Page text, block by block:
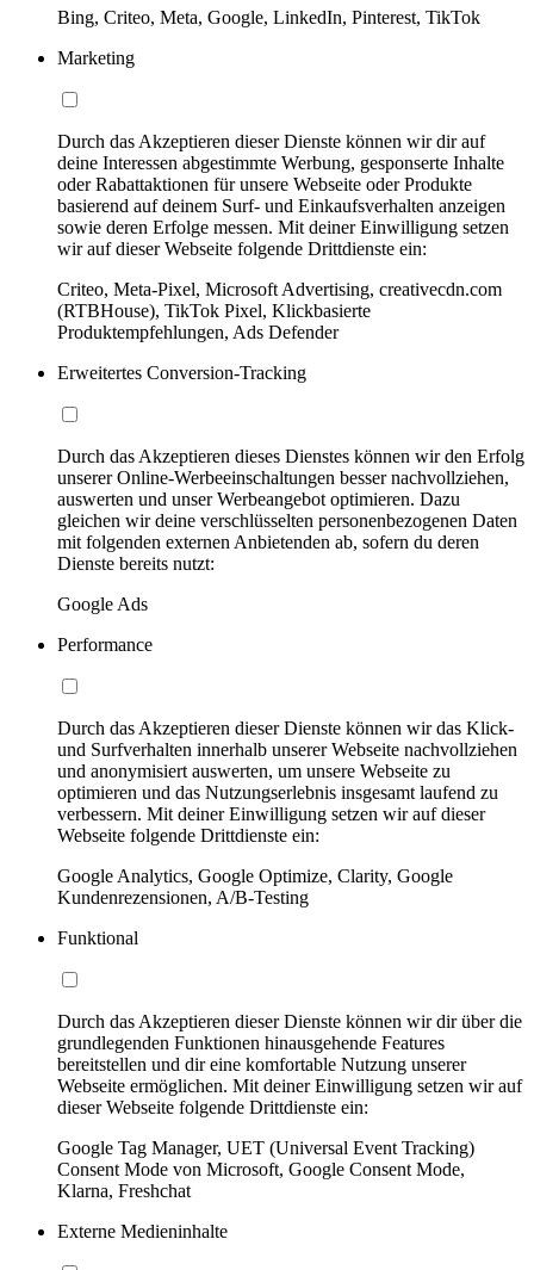
Bing, Criteo, Meta, Google, LinkedIn, Pinterest, TikTok
Marketing
Durch das Akzeptieren dieser Dienste können wir dir auf
deine Interessen abgestimmte Werbung, gesponserte Inhalte
oder Rabattaktionen für unsere Webseite oder Produkte
basierend auf deinem Surf- und Einkaufsverhalten anzeigen
sowie deren Erfolge messen. Mit deiner Einwilligung setzen
wir auf dieser Webseite folgende Drittdienste ein:
Criteo, Meta-Pixel, Microsoft Advertising, creativecdn.com
(RTBHouse), TikTok Pixel, Klickbasierte
Produktempfehlungen, Ads Defender
Erweitertes Conversion-Tracking
Durch das Akzeptieren dieses Dienstes können wir den Erfolg
unserer Online-Werbeeinschaltungen besser nachvollziehen,
auswerten und unser Werbeangebot optimieren. Dazu
gleichen wir deine verschlüsselten personenbezogenen Daten
mit folgenden externen Anbietenden ab, sofern du deren
Dienste bereits nutzt:
Google Ads
Performance
Durch das Akzeptieren dieser Dienste können wir das Klick-
und Surfverhalten innerhalb unserer Webseite nachvollziehen
und anonymisiert auswerten, um unsere Webseite zu
optimieren und das Nutzungserlebnis insgesamt laufend zu
verbessern. Mit deiner Einwilligung setzen wir auf dieser
Webseite folgende Drittdienste ein:
Google Analytics, Google Optimize, Clarity, Google
Kundenrezensionen, A/B-Testing
Funktional
Durch das Akzeptieren dieser Dienste können wir dir über die
grundlegenden Funktionen hinausgehende Features
bereitstellen und dir eine komfortable Nutzung unserer
Webseite ermöglichen. Mit deiner Einwilligung setzen wir auf
dieser Webseite folgende Drittdienste ein:
Google Tag Manager, UET (Universal Event Tracking)
Consent Mode von Microsoft, Google Consent Mode,
Klarna, Freshchat
Externe Medieninhalte